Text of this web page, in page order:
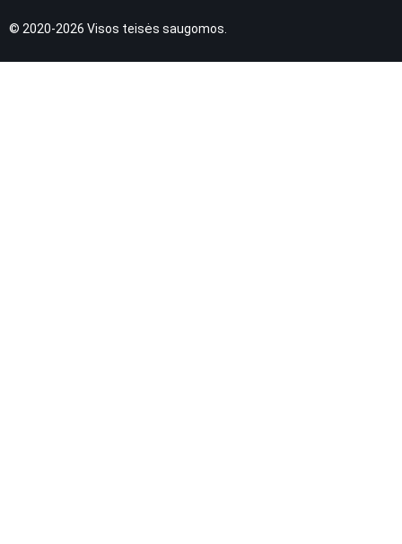
© 2020-2026 Visos teisės saugomos.